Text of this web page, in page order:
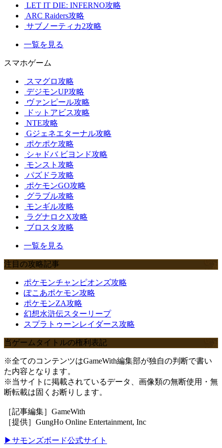
LET IT DIE: INFERNO攻略
ARC Raiders攻略
サブノーティカ2攻略
一覧を見る
スマホゲーム
スマグロ攻略
デジモンUP攻略
ヴァンピール攻略
ドットアビス攻略
NTE攻略
Gジェネエターナル攻略
ポケポケ攻略
シャドバ ビヨンド攻略
モンスト攻略
パズドラ攻略
ポケモンGO攻略
グラブル攻略
モンギル攻略
ラグナロクX攻略
ブロスタ攻略
一覧を見る
注目の攻略記事
ポケモンチャンピオンズ攻略
ぽこあポケモン攻略
ポケモンZA攻略
幻想水滸伝スターリープ
スプラトゥーンレイダース攻略
当ゲームタイトルの権利表記
※全てのコンテンツはGameWith編集部が独自の判断で書い
た内容となります。
※当サイトに掲載されているデータ、画像類の無断使用・無
断転載は固くお断りします。
［記事編集］GameWith
［提供］GungHo Online Entertainment, Inc
▶サモンズボード公式サイト